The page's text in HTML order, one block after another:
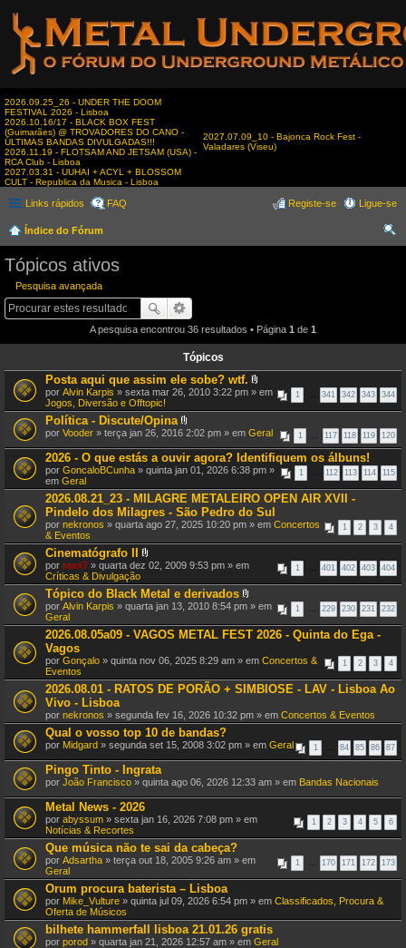
2026.09.25_26 - UNDER THE DOOM
FESTIVAL 2026 - Lisboa
2026.10.16/17 - BLACK BOX FEST
(Guimarães) @ TROVADORES DO CANO -
ÚLTIMAS BANDAS DIVULGADAS!!!
2026.11.19 - FLOTSAM AND JETSAM (USA) -
RCA Club - Lisboa
2027.03.31 - UUHAI + ACYL + BLOSSOM
CULT - Republica da Musica - Lisboa
2027.07.09_10 - Bajonca Rock Fest -
Valadares (Viseu)
Links rápidos FAQ Ligue-se
Registe-se
Índice do Fórum
Tópicos ativos
Pesquisa avançada
A pesquisa encontrou 36 resultados • Página 1 de 1
Tópicos
Posta aqui que assim ele sobe? wtf.
A
e
o
s
)
1 341 342 343 344
por Alvin Karpis » sexta mar 26, 2010 3:22 pm » em
Jogos, Diversão e Offtopic!
Política - Discute/Opina
A
e
x
o
s
)
1 117 118 119 120
por Vooder » terça jan 26, 2016 2:02 pm » em Geral
2026 - O que estás a ouvir agora? Identifiquem os álbuns!
1 112 113 114 115
por GoncaloBCunha » quinta jan 01, 2026 6:38 pm »
em Geral
2026.08.21_23 - MILAGRE METALEIRO OPEN AIR XVII -
Pindelo dos Milagres - São Pedro do Sul
1 2 3 4
por nekronos » quarta ago 27, 2025 10:20 pm » em Concertos
& Eventos
Cinematógrafo II
A
e
x
o
s
)
1 401 402 403 404
por raxx7 » quarta dez 02, 2009 9:53 pm » em
Críticas & Divulgação
Tópico do Black Metal e derivados
A
e
(
)
1 229 230 231 232
por Alvin Karpis » quarta jan 13, 2010 8:54 pm » em
Geral
2026.08.05a09 - VAGOS METAL FEST 2026 - Quinta do Ega -
Vagos
1 2 3 4
por Gonçalo » quinta nov 06, 2025 8:29 am » em Concertos &
Eventos
2026.08.01 - RATOS DE PORÃO + SIMBIOSE - LAV - Lisboa Ao
Vivo - Lisboa
por nekronos » segunda fev 16, 2026 10:32 pm » em Concertos & Eventos
Qual o vosso top 10 de bandas?
1 84 85 86 87
por Midgard » segunda set 15, 2008 3:02 pm » em Geral
Pingo Tinto - Ingrata
por João Francisco » quinta ago 06, 2026 12:33 am » em Bandas Nacionais
Metal News - 2026
1 2 3 4 5 6
por abyssum » sexta jan 16, 2026 7:08 pm » em
Notícias & Recortes
Que música não te sai da cabeça?
1 170 171 172 173
por Adsartha » terça out 18, 2005 9:26 am » em
Geral
Orum procura baterista – Lisboa
por Mike_Vulture » quinta jul 09, 2026 6:54 pm » em Classificados, Procura &
Oferta de Músicos
bilhete hammerfall lisboa 21.01.26 gratis
por porod » quarta jan 21, 2026 12:57 am » em Geral